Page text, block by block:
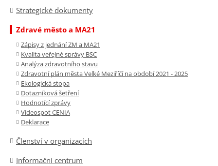
Strategické dokumenty
Zdravé město a MA21
Zápisy z jednání ZM a MA21
Kvalita veřejné správy BSC
Analýza zdravotního stavu
Zdravotní plán města Velké Meziříčí na období 2021 - 2025
Ekologická stopa
Dotazníková šetření
Hodnotící zprávy
Videospot CENIA
Deklarace
Členství v organizacích
Informační centrum